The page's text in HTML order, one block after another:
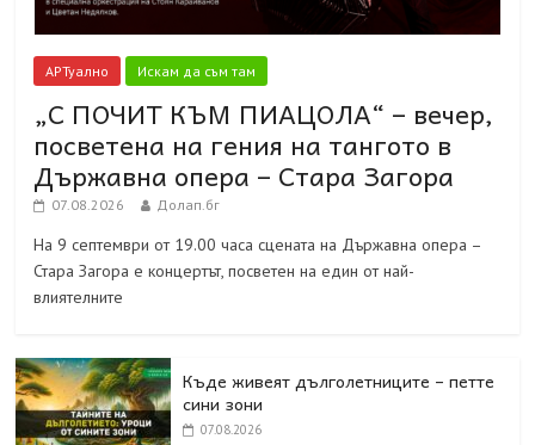
АРТуално Искам да съм там
„С ПОЧИТ КЪМ ПИАЦОЛА“ – вечер,
посветена на гения на тангото в
Държавна опера – Стара Загора
07.08.2026 Долап.бг
На 9 септември от 19.00 часа сцената на Държавна опера –
Стара Загора е концертът, посветен на един от най-
влиятелните
Къде живеят дълголетниците – петте
сини зони
07.08.2026